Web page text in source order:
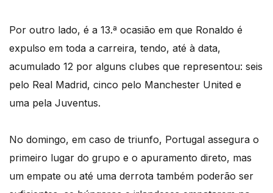
Por outro lado, é a 13.ª ocasião em que Ronaldo é
expulso em toda a carreira, tendo, até à data,
acumulado 12 por alguns clubes que representou: seis
pelo Real Madrid, cinco pelo Manchester United e
uma pela Juventus.
No domingo, em caso de triunfo, Portugal assegura o
primeiro lugar do grupo e o apuramento direto, mas
um empate ou até uma derrota também poderão ser